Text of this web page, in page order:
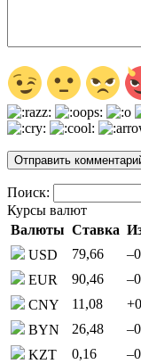
Поиск:
Курсы валют
Валюты Ставка
USD
79,66
EUR
90,46
CNY
11,08
BYN
26,48
KZT
0,16